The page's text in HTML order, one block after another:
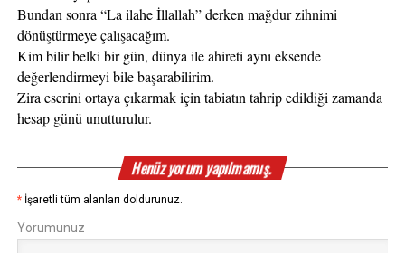
Bundan sonra “La ilahe İllallah” derken mağdur zihnimi
dönüştürmeye çalışacağım.
Kim bilir belki bir gün, dünya ile ahireti aynı eksende
değerlendirmeyi bile başarabilirim.
Zira eserini ortaya çıkarmak için tabiatın tahrip edildiği zamanda
hesap günü unutturulur.
Henüz yorum yapılmamış.
* İşaretli tüm alanları doldurunuz.
Yorumunuz